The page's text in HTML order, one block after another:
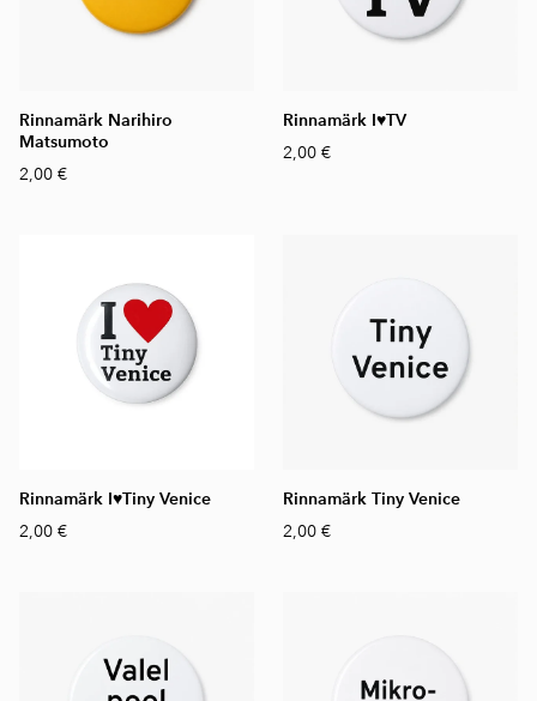
Rinnamärk Narihiro
Matsumoto
2,00 €
Rinnamärk I♥️⁠TV
2,00 €
Rinnamärk I♥️⁠Tiny Venice
2,00 €
Rinnamärk Tiny Venice
2,00 €